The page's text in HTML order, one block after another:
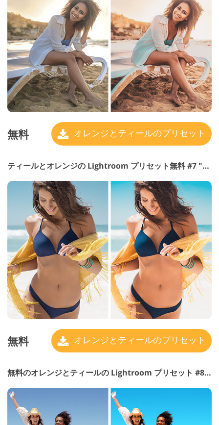
無料 オレンジとティールのプリセット
ティールとオレンジの Lightroom プリセット無料 #7 "Matte"
無料 オレンジとティールのプリセット
無料のオレンジとティールの Lightroom プリセット #8 "Darken"